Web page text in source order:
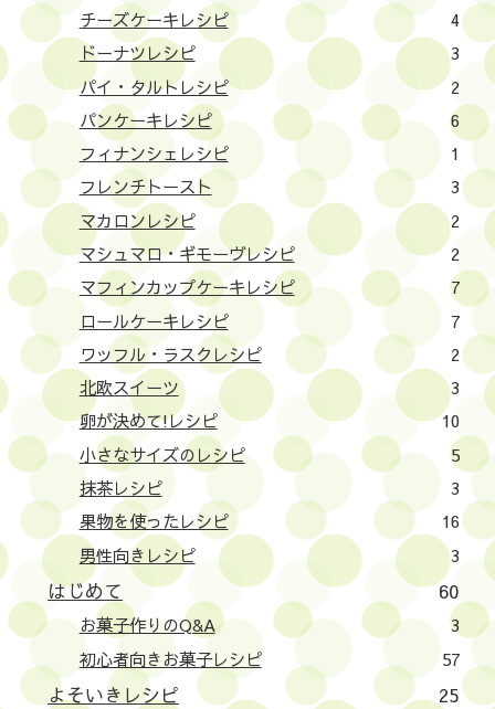
チーズケーキレシピ
4
ドーナツレシピ
3
パイ・タルトレシピ
2
パンケーキレシピ
6
フィナンシェレシピ
1
フレンチトースト
3
マカロンレシピ
2
マシュマロ・ギモーヴレシピ
2
マフィンカップケーキレシピ
7
ロールケーキレシピ
7
ワッフル・ラスクレシピ
2
北欧スイーツ
3
卵が決めて!レシピ
10
小さなサイズのレシピ
5
抹茶レシピ
3
果物を使ったレシピ
16
男性向きレシピ
3
はじめて 60
お菓子作りのQ&A
3
初心者向きお菓子レシピ
57
よそいきレシピ 25